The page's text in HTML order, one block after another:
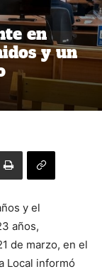
en
y un
y el
años,
de marzo, en el
Local informó